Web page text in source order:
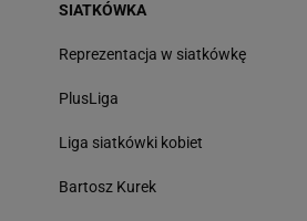
SIATKÓWKA
Reprezentacja w siatkówkę
PlusLiga
Liga siatkówki kobiet
Bartosz Kurek